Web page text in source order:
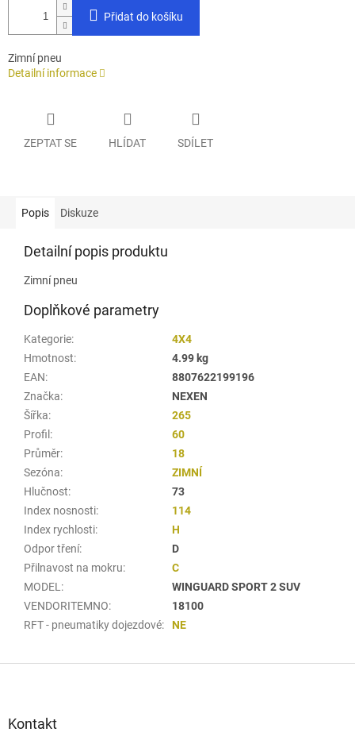
Přidat do košíku
Zimní pneu
Detailní informace
ZEPTAT SE HLÍDAT SDÍLET
Popis Diskuze
Detailní popis produktu
Zimní pneu
Doplňkové parametry
Kategorie:
4X4
Hmotnost:
4.99 kg
EAN:
8807622199196
Značka:
NEXEN
Šířka:
265
Profil :
60
Průměr:
18
Sezóna:
ZIMNÍ
Hlučnost:
73
Index nosnosti:
114
Index rychlosti:
H
Odpor tření:
D
Přilnavost na mokru:
C
MODEL :
WINGUARD SPORT 2 SUV
VENDORITEMNO:
18100
RFT - pneumatiky dojezdové: NE
Kontakt